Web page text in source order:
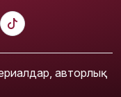
авторлық